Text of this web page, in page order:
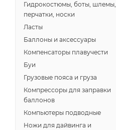
Гидрокостюмы, боты, шлемы,
перчатки, носки
Ласты
Баллоны и аксессуары
Компенсаторы плавучести
Буи
Грузовые пояса и груза
Компрессоры для заправки
баллонов
Компьютеры подводные
Ножи для дайвинга и